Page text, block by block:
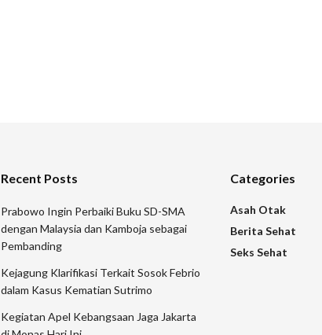
Recent Posts
Prabowo Ingin Perbaiki Buku SD-SMA
dengan Malaysia dan Kamboja sebagai
Pembanding
Kejagung Klarifikasi Terkait Sosok Febrio
dalam Kasus Kematian Sutrimo
Kegiatan Apel Kebangsaan Jaga Jakarta
Categories
Asah Otak
Berita Sehat
Seks Sehat